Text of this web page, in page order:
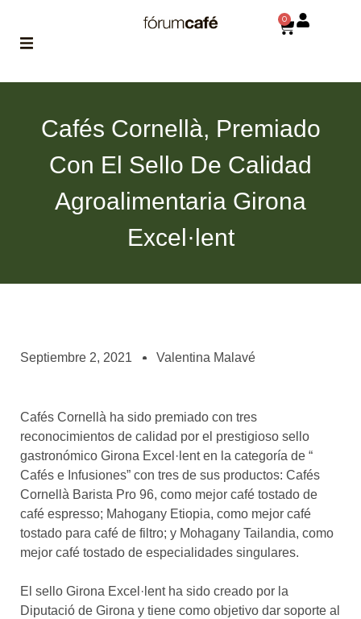
de fórum
BLOG
asociados
el café siempre tiene
algo nuevo que
enseñarnos
BOLSA DE TRABAJO
¡te imaginas vivir de tu pasión
por el café?
CONTACTO
de ti!
0
Cafés Cornellà, Premiado
Con El Sello De Calidad
Agroalimentaria Girona
Excel·lent
Septiembre 2, 2021 Valentina Malavé
Cafés Cornellà ha sido premiado con tres
reconocimientos de calidad por el prestigioso sello
gastronómico Girona Excel·lent en la categoría de “
Cafés e Infusiones” con tres de sus productos: Cafés
Cornellà Barista Pro 96, como mejor café tostado de
café espresso; Mahogany Etiopia, como mejor café
tostado para café de filtro; y Mohagany Tailandia, como
mejor café tostado de especialidades singulares.
El sello Girona Excel·lent ha sido creado por la
Diputació de Girona y tiene como objetivo dar soporte al